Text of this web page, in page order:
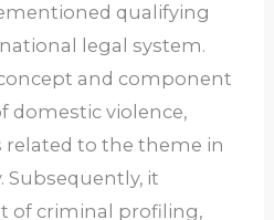
qualifying
legal system.
and component
domestic violence,
related to the theme in
it
of criminal profiling,